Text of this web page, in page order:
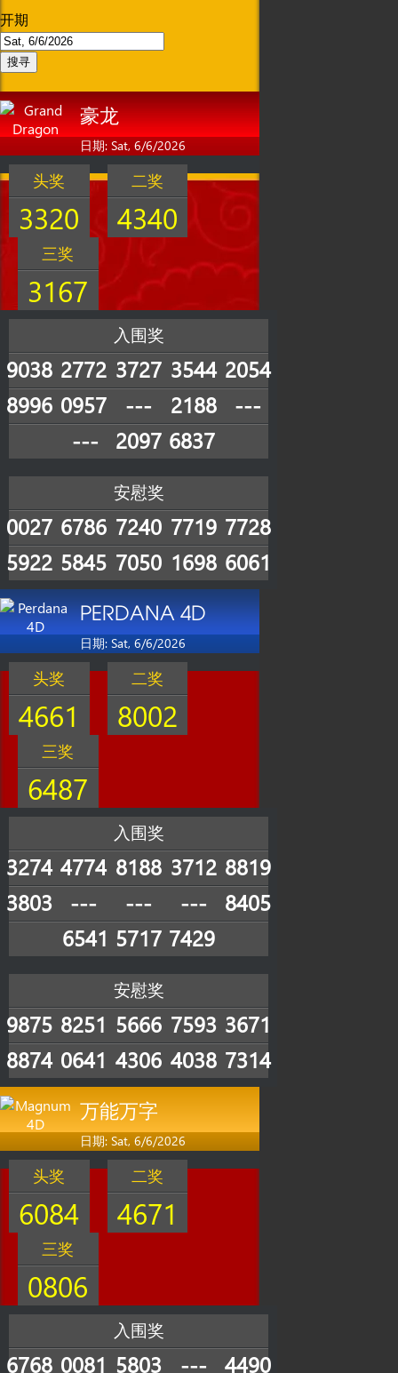
开期
搜寻
豪龙
日期: Sat, 6/6/2026
头奖
3320
二奖
4340
三奖
3167
入围奖
9038 2772 3727 3544 2054
8996 0957 --- 2188
---
---
2097 6837
安慰奖
0027 6786 7240 7719 7728
5922 5845 7050 1698 6061
PERDANA 4D
日期: Sat, 6/6/2026
头奖
4661
二奖
8002
三奖
6487
入围奖
3274 4774 8188 3712 8819
3803
--- --- ---
8405
6541 5717 7429
安慰奖
9875 8251 5666 7593 3671
8874 0641 4306 4038 7314
万能万字
日期: Sat, 6/6/2026
头奖
6084
二奖
4671
三奖
0806
入围奖
6768 0081 5803 --- 4490